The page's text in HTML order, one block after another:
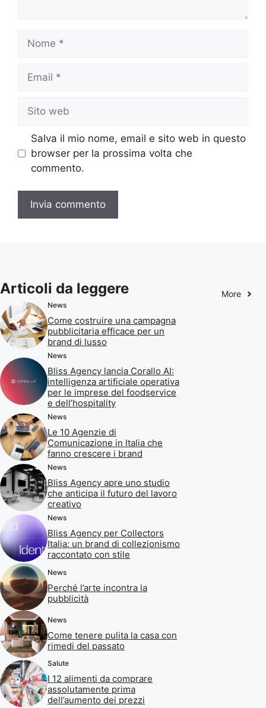
web
Salva il mio nome, email e sito web in questo
browser per la prossima volta che
commento.
Articoli da leggere More
News
Come costruire una campagna
pubblicitaria efficace per un
brand di lusso
News
Bliss Agency lancia Corallo AI:
intelligenza artificiale operativa
per le imprese del foodservice
e dell’hospitality
News
Le 10 Agenzie di
Comunicazione in Italia che
fanno crescere i brand
News
Bliss Agency apre uno studio
che anticipa il futuro del lavoro
creativo
News
Bliss Agency per Collectors
Italia: un brand di collezionismo
raccontato con stile
News
Perché l’arte incontra la
pubblicità
News
Come tenere pulita la casa con
rimedi del passato
Salute
I 12 alimenti da comprare
assolutamente prima
dell’aumento dei prezzi